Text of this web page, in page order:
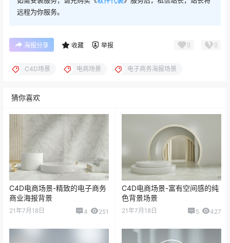
远程为你服务。
海报分享 收藏 举报 0 0
C4D场景 电商场景 电子商务海报场景
猜你喜欢
C4D电商场景-精致的电子商务
商业海报背景
21年7月18日 4 251
C4D电商场景-富有空间感的纯
色背景场景
21年7月18日 5 427